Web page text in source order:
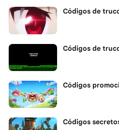
Códigos de
Códigos de
Códigos
Códigos